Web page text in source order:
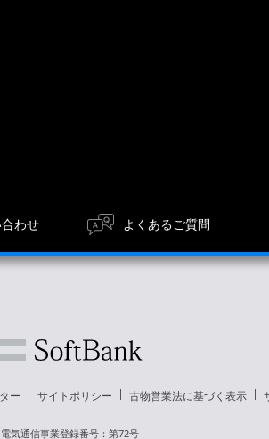
わせ よくあるご質問
ー サイトポリシー 古物営業法に基づく表示
電気通信事業登録番号：第72号